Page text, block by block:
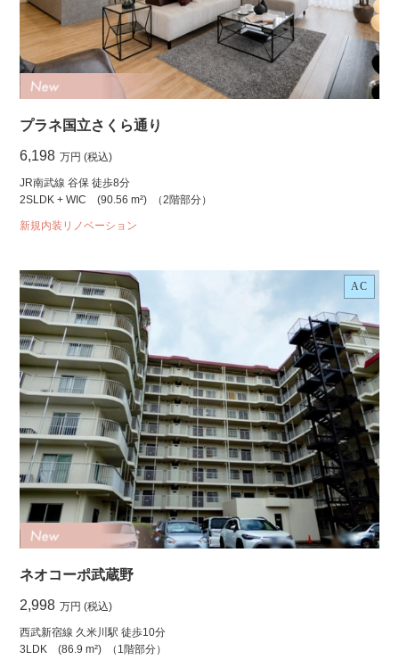
プラネ国立さくら通り
6,198 万円 (税込)
JR南武線 谷保 徒歩8分
2SLDK + WIC
(90.56 m²) （2階部分）
新規内装リノベーション
AC
ネオコーポ武蔵野
2,998 万円 (税込)
西武新宿線 久米川駅 徒歩10分
3LDK
(86.9 m²) （1階部分）